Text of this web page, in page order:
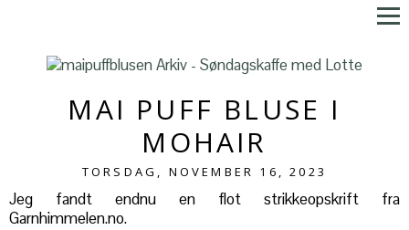
MAI PUFF BLUSE I
MOHAIR
TORSDAG, NOVEMBER 16, 2023
Jeg fandt endnu en flot strikkeopskrift fra
Garnhimmelen.no.